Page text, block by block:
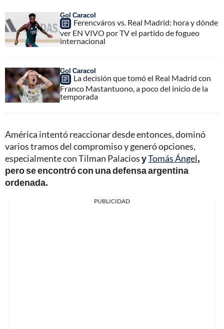
Gol Caracol
Ferencváros vs. Real Madrid: hora y dónde
ver EN VIVO por TV el partido de fogueo
internacional
Gol Caracol
La decisión que tomó el Real Madrid con
Franco Mastantuono, a poco del inicio de la
temporada
América intentó reaccionar desde entonces, dominó
varios tramos del compromiso y generó opciones,
especialmente con Tilman PalaciosyTomás Ángel,
pero se encontró con una defensa argentina
ordenada.
PUBLICIDAD